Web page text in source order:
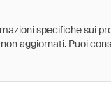
specifiche sui
aggiornati. Puoi